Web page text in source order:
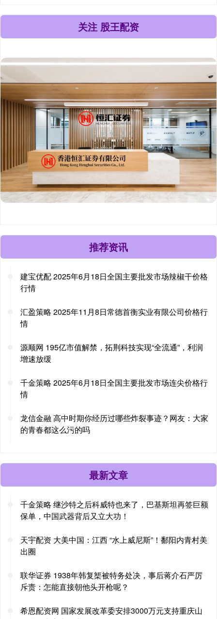
关注 股王配资
推荐资讯
建宝优配 2025年6月18日全国主要批发市场辣椒干价格
行情
汇盈策略 2025年11月8日常德首衡实业有限公司价格行
情
源顺网 195亿市值解禁，拓荆科技实现“全流通”，利润
增速放缓
千金策略 2025年6月18日全国主要批发市场连尖价格行
情
龙信金融 高中时期你经历过哪些炸裂事迹？网友：大家
的青春都这么污的吗
最新文章
千金策略 继沙特之后科威特也来了，巴基斯坦再签巨额
保单，中国武器背后又立大功！
天宇配资 大美中国：江西 “水上威尼斯”！鄱阳内青村美
出圈
联华证券 1938年韩复榘被特务处决，事后蒋介石严厉
斥责：怎能直接朝他头开枪呢？
希恩配资网 国家发展改革委安排3000万元支持重庆山